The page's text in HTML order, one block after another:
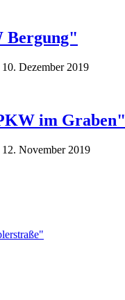
Bergung"
10. Dezember 2019
im Graben"
12. November 2019